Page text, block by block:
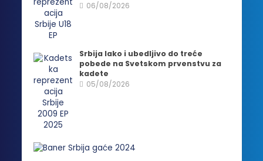
06/08/2026
Srbija lako i ubedljivo do treće
pobede na Svetskom prvenstvu za
kadete
05/08/2026